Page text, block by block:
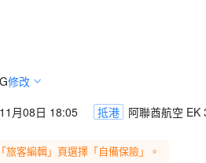
，參觀雄偉的羅馬高架水道橋，讚嘆
景點集中在山邊，其中以大教堂、懸
整保留中世紀的樣貌，噴泉、拱門、
的米拉之家。
修改
月08日 18:05 抵港 阿聯酋航空
客編輯」頁選擇「自備保險」。